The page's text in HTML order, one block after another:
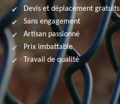
Devis et déplacement gratuits
Sans engagement
Artisan passionné
Prix imbattable
Travail de qualité